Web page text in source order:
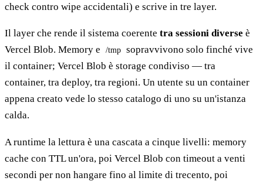
check contro wipe accidentali) e scrive in tre layer.
Il layer che rende il sistema coerente tra sessioni diverse è
Vercel Blob. Memory e
/tmp sopravvivono solo finché vive
il container; Vercel Blob è storage condiviso — tra
container, tra deploy, tra regioni. Un utente su un container
appena creato vede lo stesso catalogo di uno su un'istanza
calda.
A runtime la lettura è una cascata a cinque livelli: memory
cache con TTL un'ora, poi Vercel Blob con timeout a venti
secondi per non hangare fino al limite di trecento, poi